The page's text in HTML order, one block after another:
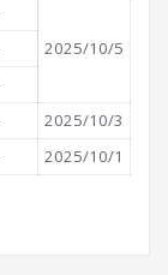
2025/10/5
2025/10/3
2025/10/1